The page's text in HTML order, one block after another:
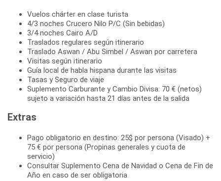
Vuelos chárter en clase turista
4/3 noches Crucero Nilo P/C (Sin bebidas)
3/4 noches Cairo A/D
Traslados regulares según itinerario
Traslado Aswan / Abu Simbel / Aswan por carretera
Visitas según itinerario
Guía local de habla hispana durante las visitas
Tasas y Seguro de viaje
Suplemento Carburante y Cambio Divisa: 70 € (netos)
sujeto a variación hasta 21 días antes de la salida
Extras
Pago obligatorio en destino: 25$ por persona (Visado) +
75 € por persona (Propinas generales y cuota de
servicio)
Consultar Suplemento Cena de Navidad o Cena de Fin de
Año en caso de ser obligatoria